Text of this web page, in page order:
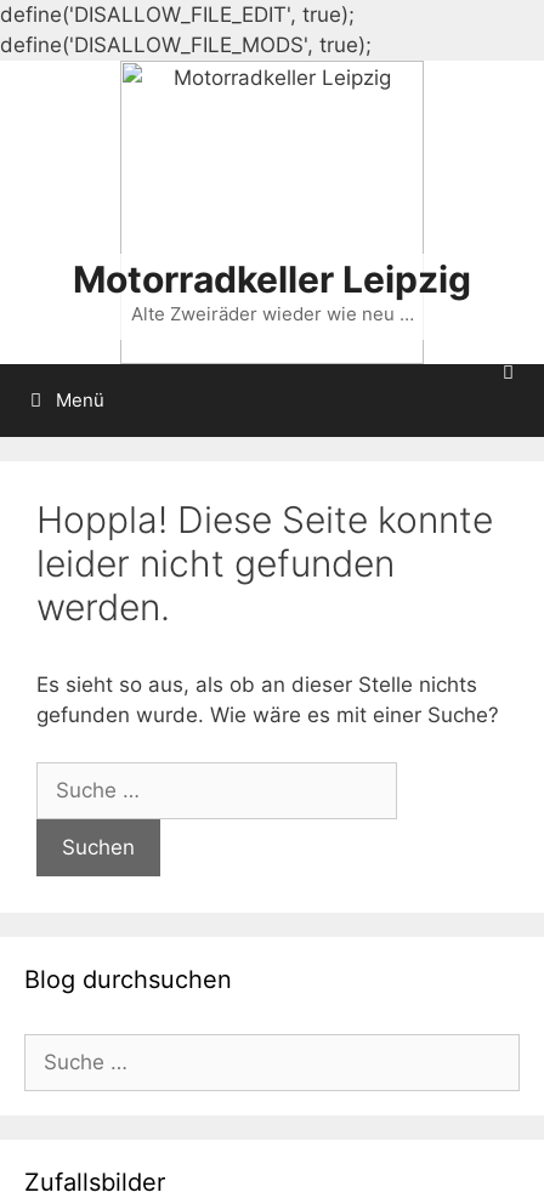
define('DISALLOW_FILE_EDIT', true);
define('DISALLOW_FILE_MODS', true);
Inhalt
Motorradkeller Leipzig
Alte Zweiräder wieder wie neu …
Menü
Hoppla! Diese Seite konnte
leider nicht gefunden
werden.
Es sieht so aus, als ob an dieser Stelle nichts
gefunden wurde. Wie wäre es mit einer Suche?
nach:
Blog durchsuchen
nach:
Zufallsbilder